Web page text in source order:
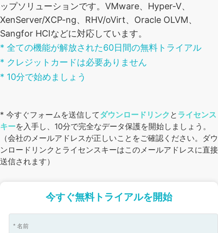
ップソリューションです。VMware、Hyper-V、
XenServer/XCP-ng、RHV/oVirt、Oracle OLVM、
Sangfor HCIなどに対応しています。
* 全ての機能が解放された60日間の無料トライアル
* クレジットカードは必要ありません
* 10分で始めましょう
* 今すぐフォームを送信してダウンロードリンク と ライセンス
キーを入手し、10分で完全なデータ保護を開始しましょう。
（会社のメールアドレスが正しいことをご確認ください。ダウ
ンロードリンクとライセンスキーはこのメールアドレスに直接
送信されます）
今すぐ無料トライアルを開始